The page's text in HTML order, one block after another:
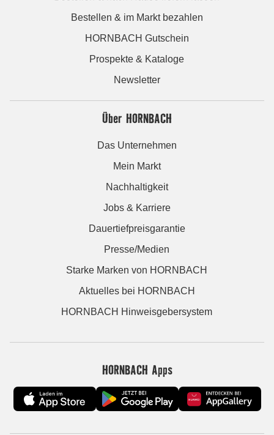
Bestellen & im Markt bezahlen
HORNBACH Gutschein
Prospekte & Kataloge
Newsletter
Über HORNBACH
Das Unternehmen
Mein Markt
Nachhaltigkeit
Jobs & Karriere
Dauertiefpreisgarantie
Presse/Medien
Starke Marken von HORNBACH
Aktuelles bei HORNBACH
HORNBACH Hinweisgebersystem
HORNBACH Apps